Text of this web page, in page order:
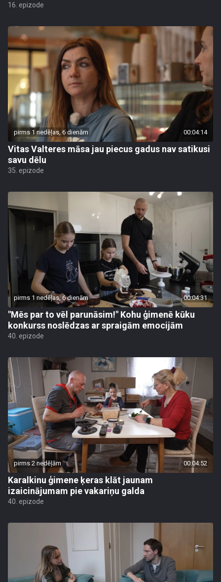
16. epizode
pirms 1 nedēļas, 6 dienām 00:04:14
Vitas Valteres māsa jau piecus gadus nav satikusi
savu dēlu
35. epizode
pirms 1 nedēļas, 6 dienām 00:04:31
"Mēs par to vēl parunāsim!" Kohu ģimenē kūku
konkurss noslēdzas ar spraigām emocijām
40. epizode
pirms 2 nedēļām 00:04:52
Karalkinu ģimene ķeras klāt jaunam
izaicinājumam pie vakariņu galda
40. epizode